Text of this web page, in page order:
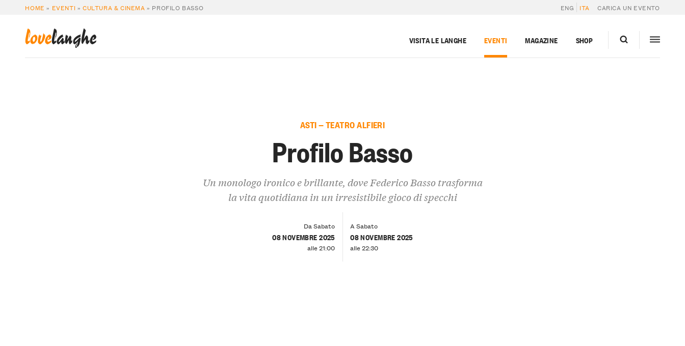
HOME » EVENTI »CULTURA & CINEMA » PROFILO BASSO ENG ITA CARICA UN EVENTO
lovelanghe VISITA LE LANGHE EVENTI MAGAZINE SHOP
ASTI — TEATRO ALFIERI
Profilo Basso
Un monologo ironico e brillante, dove Federico Basso trasforma
la vita quotidiana in un irresistibile gioco di specchi
Da Sabato
08 NOVEMBRE 2025
alle 21:00
A Sabato
08 NOVEMBRE 2025
alle 22:30